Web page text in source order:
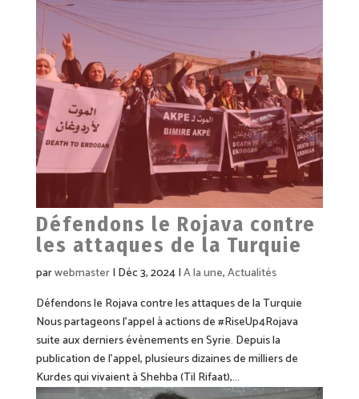
Défendons le Rojava contre
les attaques de la Turquie
parwebmaster| Déc 3, 2024|A la une,Actualités
Défendons le Rojava contre les attaques de la Turquie
Nous partageons l’appel à actions de #RiseUp4Rojava
suite aux derniers évènements en Syrie. Depuis la
publication de l’appel, plusieurs dizaines de milliers de
Kurdes qui vivaient à Shehba (Til Rifaat),...